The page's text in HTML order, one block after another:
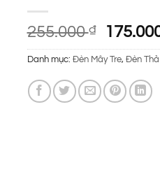
255.000₫
Giá
gốc
là:
255.000
Danh mục: Đèn Mây Tre, Đèn Thả